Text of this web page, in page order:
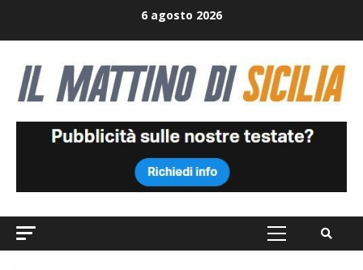
6 agosto 2026
Primary